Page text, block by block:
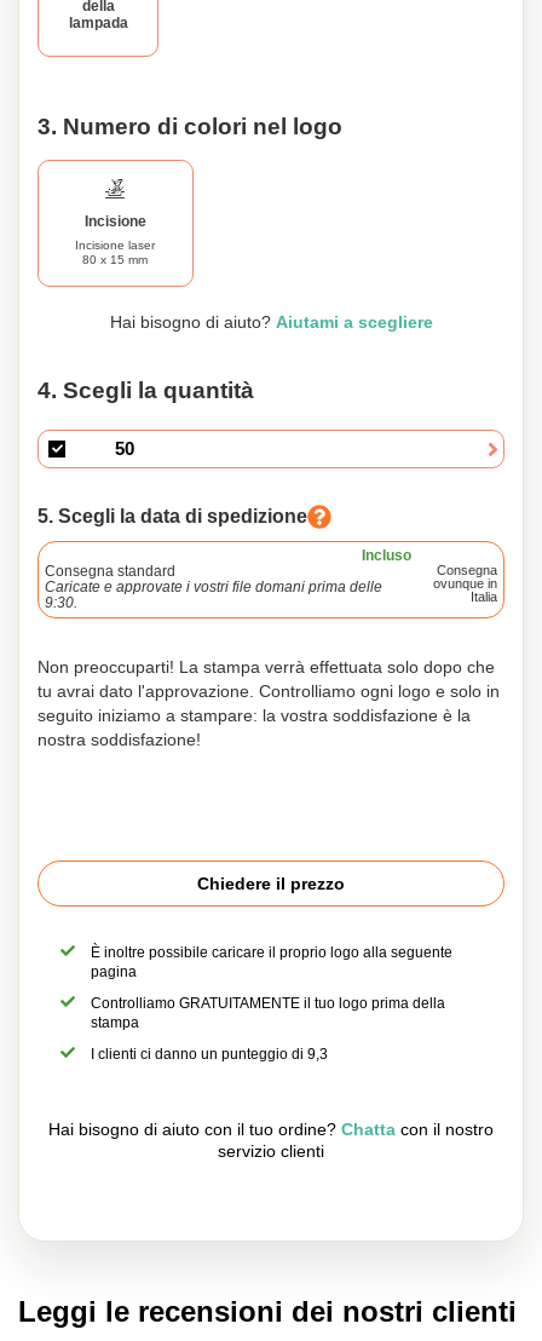
della
lampada
3. Numero di colori nel logo
Incisione
Incisione laser
80 x 15 mm
Hai bisogno di aiuto? Aiutami a scegliere
4. Scegli la quantità
5. Scegli la data di spedizione
Incluso
Consegna standard
Caricate e approvate i vostri file domani prima delle
9:30.
Consegna
ovunque in
Italia
Non preoccuparti! La stampa verrà effettuata solo dopo che
tu avrai dato l'approvazione. Controlliamo ogni logo e solo in
seguito iniziamo a stampare: la vostra soddisfazione è la
nostra soddisfazione!
Chiedere il prezzo
È inoltre possibile caricare il proprio logo alla seguente
pagina
Controlliamo GRATUITAMENTE il tuo logo prima della
stampa
I clienti ci danno un punteggio di 9,3
Hai bisogno di aiuto con il tuo ordine? Chatta con il nostro
servizio clienti
Leggi le recensioni dei nostri clienti